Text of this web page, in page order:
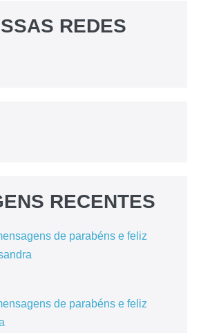
REDES
RECENTES
de parabéns e feliz
de parabéns e feliz